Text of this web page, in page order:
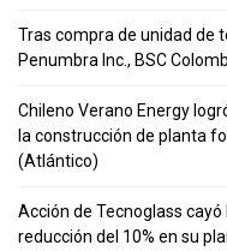
Tras compra de unidad de
Penumbra Inc., BSC
Chileno Verano Energy
la construcción de planta
(Atlántico)
Acción de Tecnoglass
reducción del 10% en su